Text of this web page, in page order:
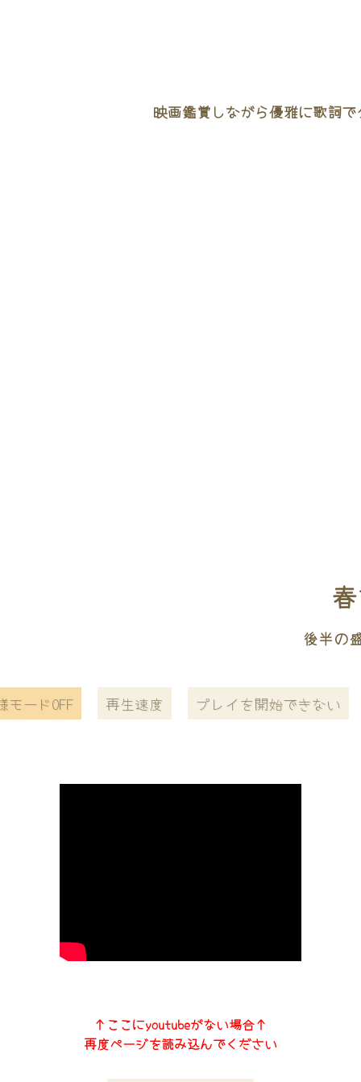
映画鑑賞しながら優雅に歌詞
後半の
モードOFF 再生速度 プレイを開始できない
↑ここにyoutubeがない場合↑
再度ページを読み込んでください